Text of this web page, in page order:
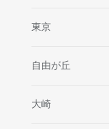
東京
自由が丘
大崎